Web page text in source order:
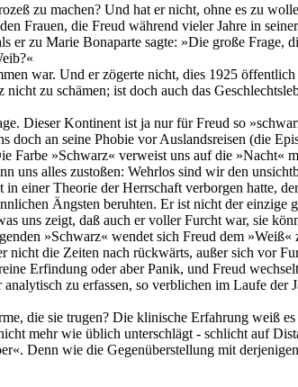
zu machen? Und hat er nicht, ohne es zu
Frauen, die Freud während vieler Jahre in
er zu Marie Bonaparte sagte: »Die große Frage,
war. Und er zögerte nicht, dies 1925 öffentlich
zu schämen; ist doch auch das
Dieser Kontinent ist ja nur für Freud so
an seine Phobie vor Auslandsreisen (die
Farbe »Schwarz« verweist uns auf die »Nacht«
uns alles zustoßen: Wehrlos sind wir den
einer Theorie der Herrschaft verborgen hatte,
Ängsten beruhten. Er ist nicht der einzige
uns zeigt, daß auch er voller Furcht war, sie
»Schwarz« wendet sich Freud dem
die Zeiten nach rückwärts, außer sich vor
Erfindung oder aber Panik, und Freud
zu erfassen, so verblichen im Laufe der
die sie trugen? Die klinische Erfahrung weiß es
mehr wie üblich unterschlägt - schlicht auf
Denn wie die Gegenüberstellung mit